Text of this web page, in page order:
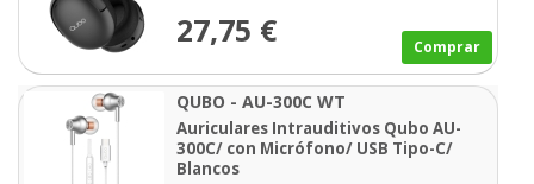
27,75 € Comprar
QUBO - AU-300C WT
Auriculares Intrauditivos Qubo AU-
300C/ con Micrófono/ USB Tipo-C/
Blancos